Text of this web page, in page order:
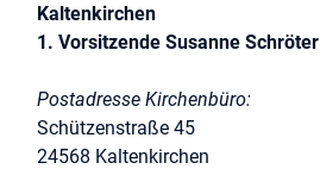
Kaltenkirchen
1. Vorsitzende Susanne Schröter
Postadresse Kirchenbüro:
Schützenstraße 45
24568 Kaltenkirchen